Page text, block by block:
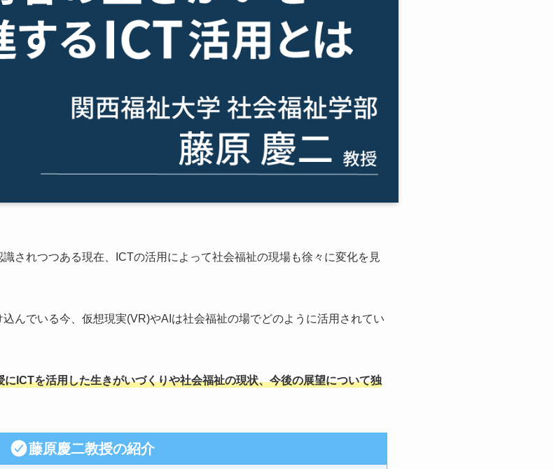
されつつある現在、ICTの活用によって社会福祉の現場も徐々に変化を見
んでいる今、仮想現実(VR)やAIは社会福祉の場でどのように活用されてい
ICTを活用した生きがいづくりや社会福祉の現状、今後の展望について独
藤原慶二教授の紹介